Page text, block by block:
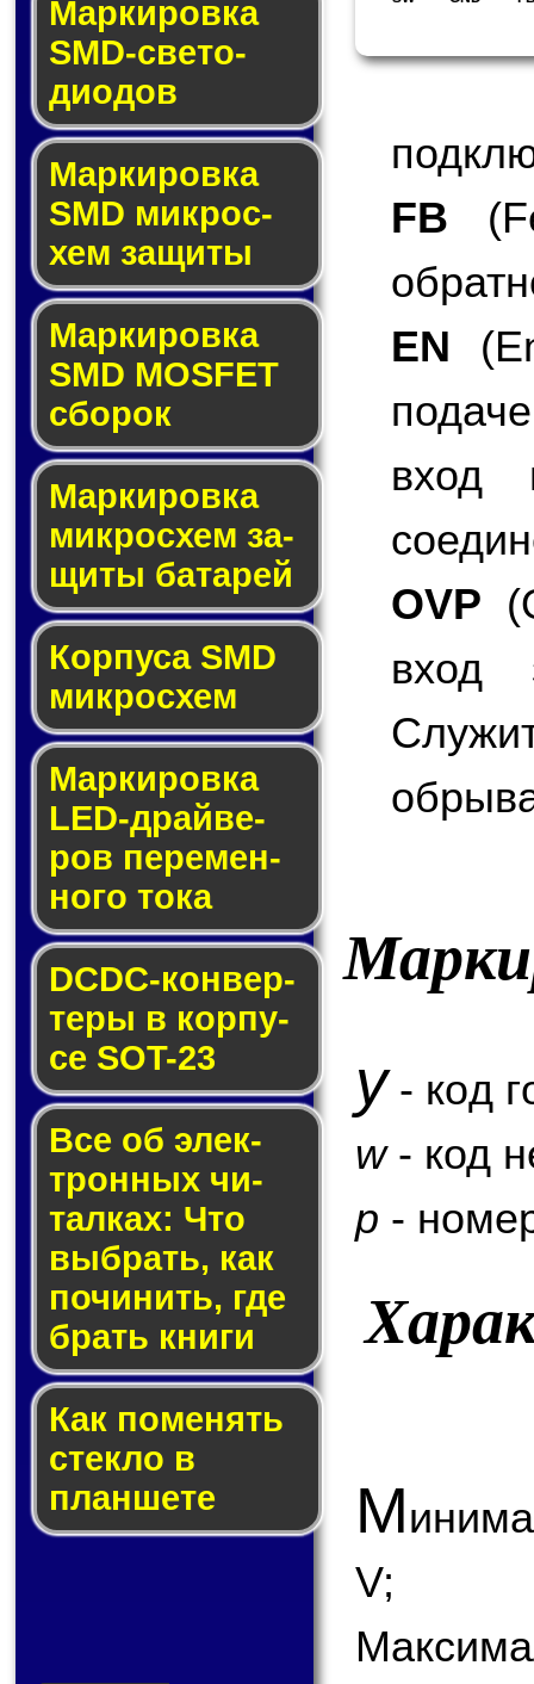
Маркировка
SMD-све­то­
дио­дов
Мар­ки­ров­ка
SMD мик­рос­
хем защиты
Мар­ки­ров­ка
SMD MOSFET
сбо­рок
Мар­ки­ров­ка
мик­ро­схем за­
щи­ты ба­та­рей
Корпуса SMD
мик­ро­схем
Маркировка
LED-драй­ве­
ров пе­ре­мен­
но­го то­ка
DCDC-кон­вер­
те­ры в кор­пу­
се SOT-23
Все об элек­
трон­ных чи­
тал­ках: Что
выб­рать, как
по­чи­нить, где
брать кни­ги
Как по­ме­нять
стек­ло в
планшете
FB
EN
вход
OVP
вход
y- код
w- код
p -
М
V;